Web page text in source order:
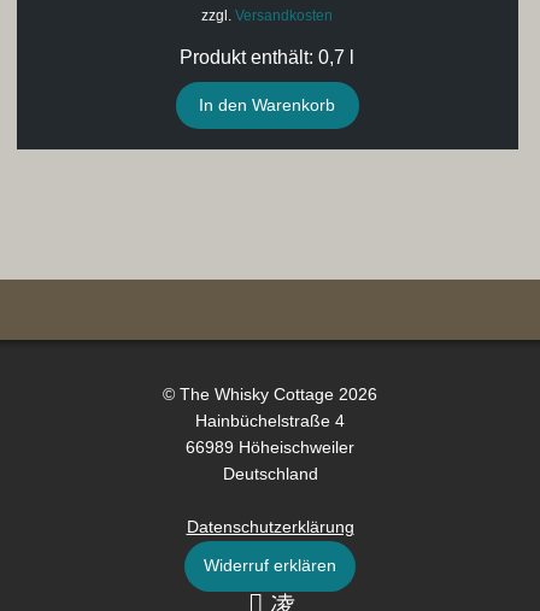
zzgl.Versandkosten
Produkt enthält: 0,7
In den Warenkorb
© The Whisky Cottage 2026
Hainbüchelstraße 4
66989 Höheischweiler
Deutschland
Datenschutzerklärung
Widerruf erklären